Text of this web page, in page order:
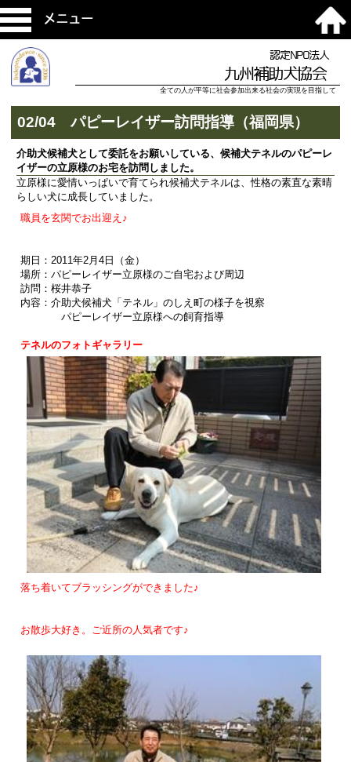
メニュー
認定NPO法人
九州補助犬協会
全ての人が平等に社会参加出来る社会の実現を目指して
02/04 パピーレイザー訪問指導（福岡県）
介助犬候補犬として委託をお願いしている、候補犬テネルのパピーレ
イザーの立原様のお宅を訪問しました。
立原様に愛情いっぱいで育てられ候補犬テネルは、性格の素直な素晴
らしい犬に成長していました。
職員を玄関でお出迎え♪
期日：2011年2月4日（金）
場所：パピーレイザー立原様のご自宅および周辺
訪問：桜井恭子
内容：介助犬候補犬「テネル」のしえ町の様子を視察
パピーレイザー立原様への飼育指導
テネルのフォトギャラリー
落ち着いてブラッシングができました♪
お散歩大好き。ご近所の人気者です♪